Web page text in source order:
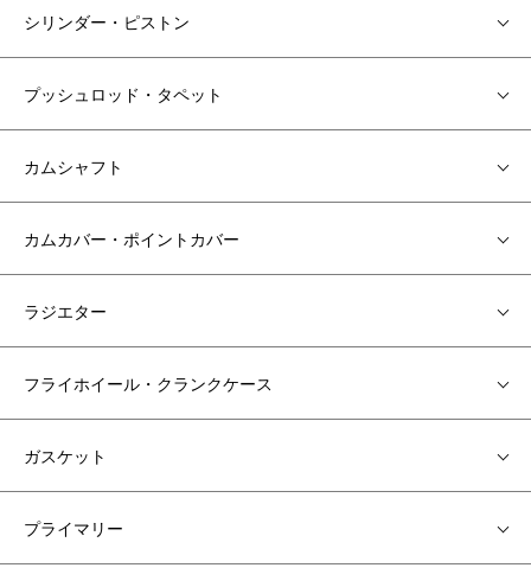
シリンダー・ピストン
プッシュロッド・タペット
カムシャフト
カムカバー・ポイントカバー
ラジエター
フライホイール・クランクケース
ガスケット
プライマリー